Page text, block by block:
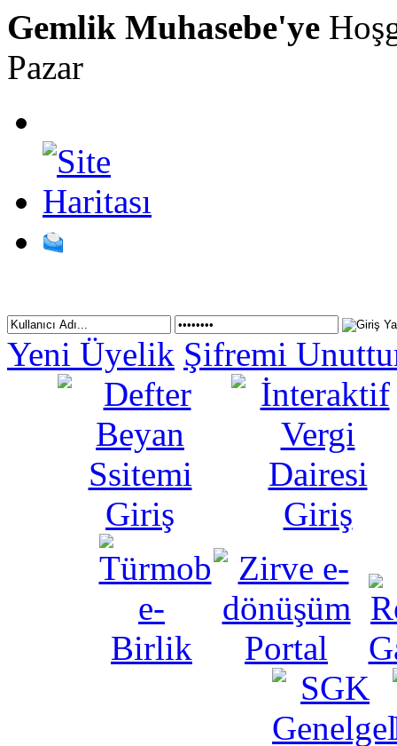
Gemlik Muhasebe'ye
Pazar
Yeni Üyelik Şifremi